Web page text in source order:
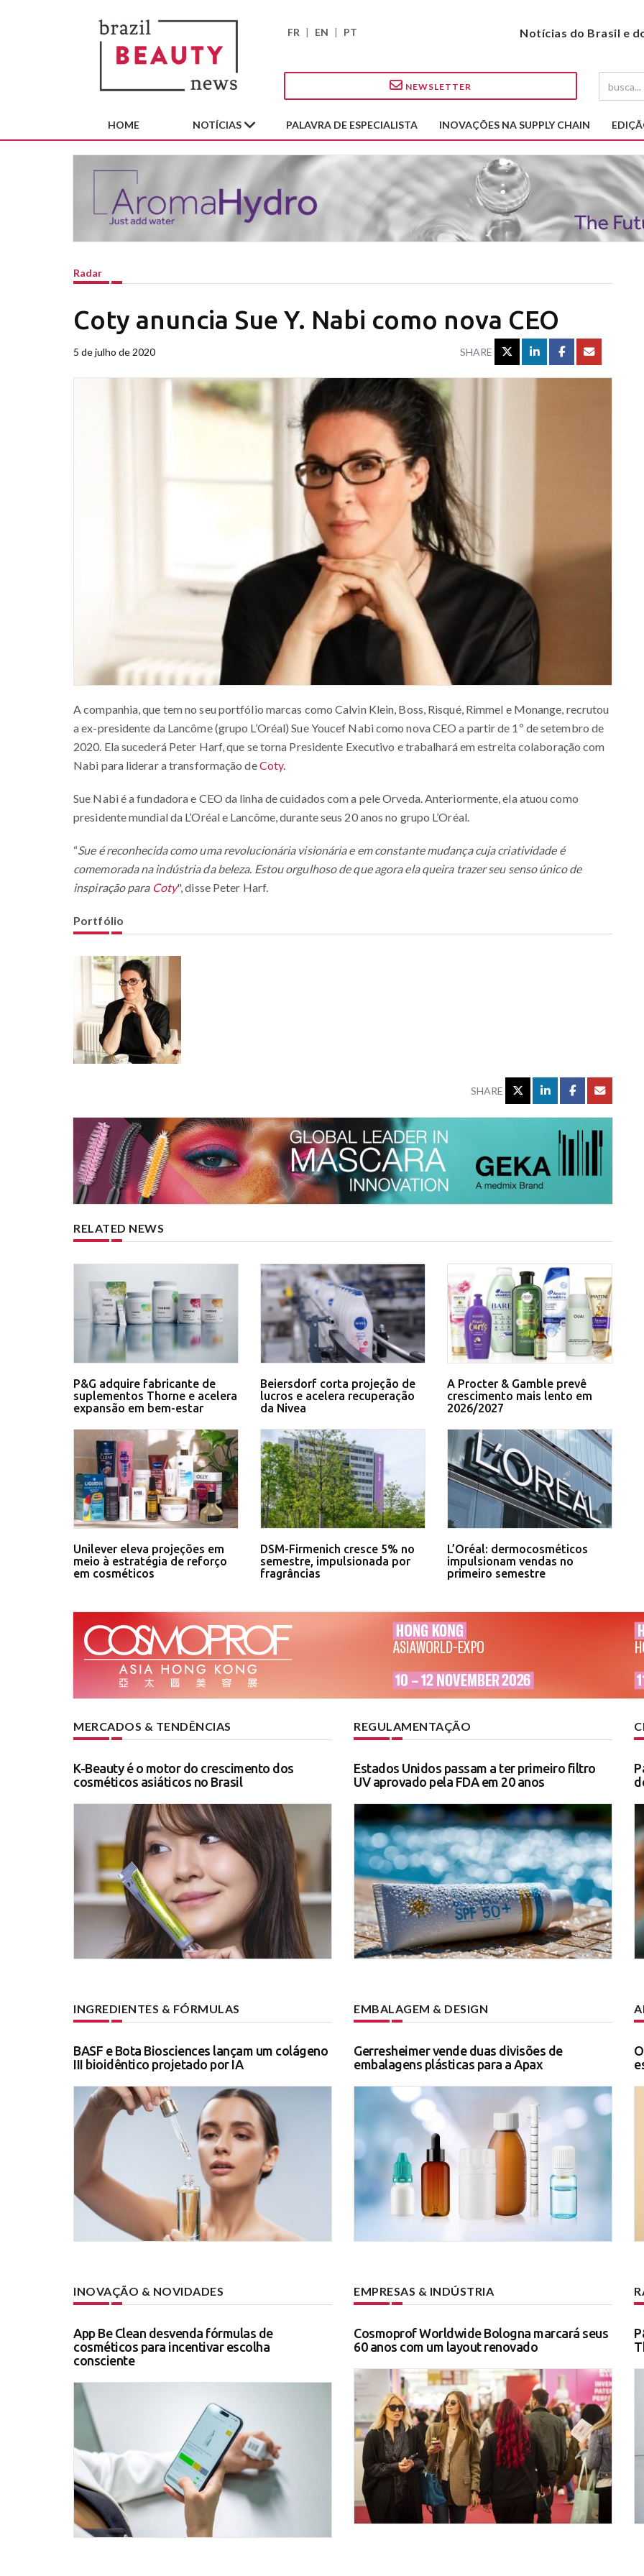
FR | EN | PT Notícias do Brasil e
NEWSLETTER
HOME NOTÍCIAS PALAVRA DE ESPECIALISTA INOVAÇÕES NA SUPPLY CHAIN
Radar
Coty anuncia Sue Y. Nabi como nova CEO
5 de julho de 2020 SHARE
A companhia, que tem no seu portfólio marcas como Calvin Klein, Boss, Risqué, Rimmel e Monange, recrutou
a ex-presidente da Lancôme (grupo L’Oréal) Sue Youcef Nabi como nova CEO a partir de 1º de setembro de
2020. Ela sucederá Peter Harf, que se torna Presidente Executivo e trabalhará em estreita colaboração com
Nabi para liderar a transformação deCoty.
Sue Nabi é a fundadora e CEO da linha de cuidados com a pele Orveda. Anteriormente, ela atuou como
presidente mundial da L’Oréal e Lancôme, durante seus 20 anos no grupo L’Oréal.
“Sue é reconhecida como uma revolucionária visionária e em constante mudança cuja criatividade é
comemorada na indústria da beleza. Estou orgulhoso de que agora ela queira trazer seu senso único de
inspiração para Coty", disse Peter Harf.
Portfólio
SHARE
RELATED NEWS
P&G adquire fabricante de
suplementos Thorne e acelera
expansão em bem-estar
Beiersdorf corta projeção de
lucros e acelera recuperação
da Nivea
A Procter & Gamble prevê
crescimento mais lento em
2026/2027
Unilever eleva projeções em
meio à estratégia de reforço
em cosméticos
DSM-Firmenich cresce 5% no
semestre, impulsionada por
fragrâncias
L’Oréal: dermocosméticos
impulsionam vendas no
primeiro semestre
MERCADOS & TENDÊNCIAS
K-Beauty é o motor do crescimento dos
cosméticos asiáticos no Brasil
REGULAMENTAÇÃO
Estados Unidos passam a ter primeiro filtro
UV aprovado pela FDA em 20 anos
INGREDIENTES & FÓRMULAS
BASF e Bota Biosciences lançam um colágeno
III bioidêntico projetado por IA
EMBALAGEM & DESIGN
Gerresheimer vende duas divisões de
embalagens plásticas para a Apax
INOVAÇÃO & NOVIDADES
App Be Clean desvenda fórmulas de
cosméticos para incentivar escolha
consciente
EMPRESAS & INDÚSTRIA
Cosmoprof Worldwide Bologna marcará seus
60 anos com um layout renovado